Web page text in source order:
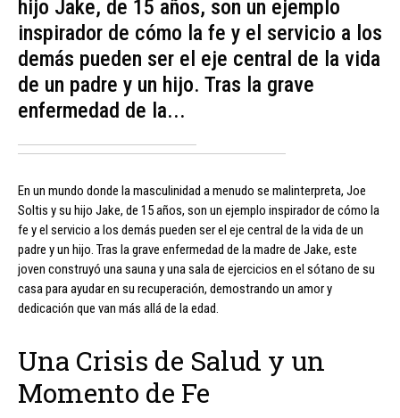
hijo Jake, de 15 años, son un ejemplo
inspirador de cómo la fe y el servicio a los
demás pueden ser el eje central de la vida
de un padre y un hijo. Tras la grave
enfermedad de la...
En un mundo donde la masculinidad a menudo se malinterpreta, Joe
Soltis y su hijo Jake, de 15 años, son un ejemplo inspirador de cómo la
fe y el servicio a los demás pueden ser el eje central de la vida de un
padre y un hijo. Tras la grave enfermedad de la madre de Jake, este
joven construyó una sauna y una sala de ejercicios en el sótano de su
casa para ayudar en su recuperación, demostrando un amor y
dedicación que van más allá de la edad.
Una Crisis de Salud y un
Momento de Fe